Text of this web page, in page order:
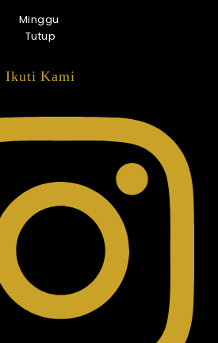
Minggu
Tutup
Ikuti Kami